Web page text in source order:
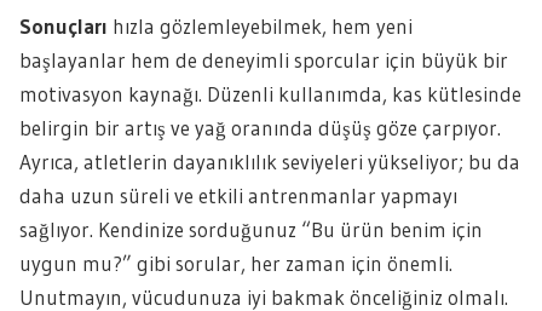
Sonuçları hızla gözlemleyebilmek, hem yeni
başlayanlar hem de deneyimli sporcular için büyük bir
motivasyon kaynağı. Düzenli kullanımda, kas kütlesinde
belirgin bir artış ve yağ oranında düşüş göze çarpıyor.
Ayrıca, atletlerin dayanıklılık seviyeleri yükseliyor; bu da
daha uzun süreli ve etkili antrenmanlar yapmayı
sağlıyor. Kendinize sorduğunuz “Bu ürün benim için
uygun mu?” gibi sorular, her zaman için önemli.
Unutmayın, vücudunuza iyi bakmak önceliğiniz olmalı.